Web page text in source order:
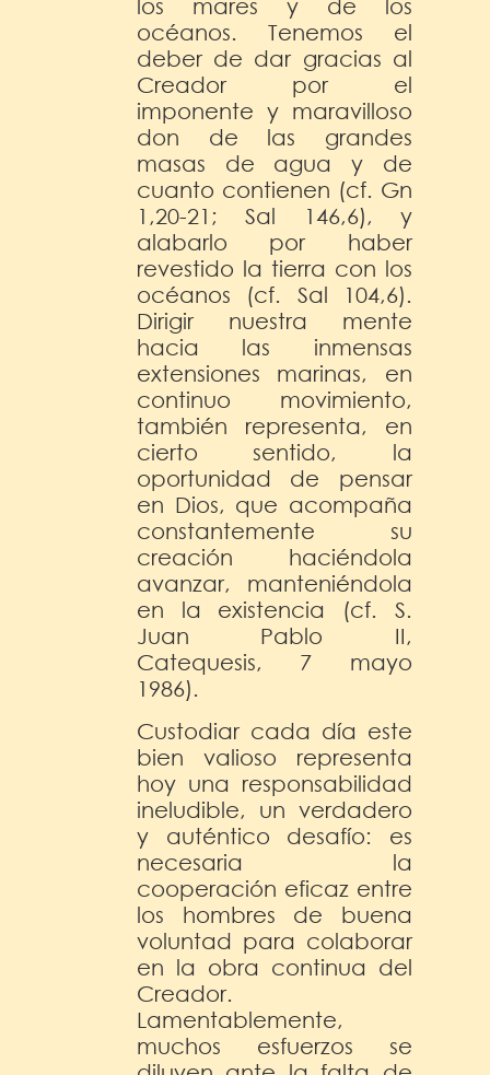
los mares y de los
océanos. Tenemos el
deber de dar gracias al
Creador por el
imponente y maravilloso
don de las grandes
masas de agua y de
cuanto contienen (cf. Gn
1,20-21; Sal 146,6), y
alabarlo por haber
revestido la tierra con los
océanos (cf. Sal 104,6).
Dirigir nuestra mente
hacia las inmensas
extensiones marinas, en
continuo movimiento,
también representa, en
cierto sentido, la
oportunidad de pensar
en Dios, que acompaña
constantemente su
creación haciéndola
avanzar, manteniéndola
en la existencia (cf. S.
Juan Pablo II,
Catequesis, 7 mayo
1986).
Custodiar cada día este
bien valioso representa
hoy una responsabilidad
ineludible, un verdadero
y auténtico desafío: es
necesaria la
cooperación eficaz entre
los hombres de buena
voluntad para colaborar
en la obra continua del
Creador.
Lamentablemente,
muchos esfuerzos se